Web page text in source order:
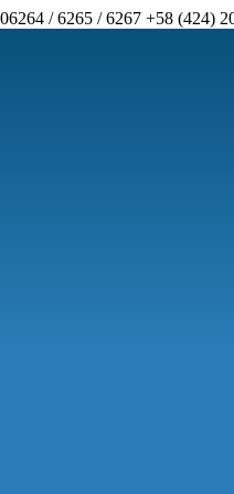
/ 6265 / 6267 +58 (424)